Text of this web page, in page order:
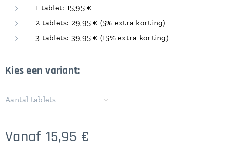
1 tablet: 15,95 €
2 tablets: 29,95 € (5% extra korting)
3 tablets: 39,95 € (15% extra korting)
Kies een variant:
Aantal tablets
Vanaf 15,95 €